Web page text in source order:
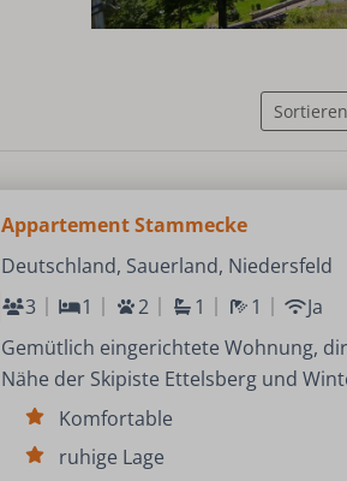
Appartement Stammecke
Deutschland, Sauerland, Niedersfeld
3
1 2 1 1
Ja
Gemütlich eingerichtete Wohnung,
Nähe der Skipiste Ettelsberg und
Komfortable
ruhige Lage